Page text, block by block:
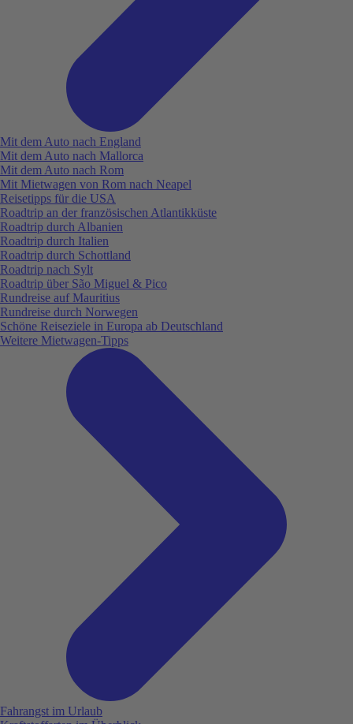
Mit dem Auto nach England
Mit dem Auto nach Mallorca
Mit dem Auto nach Rom
Mit Mietwagen von Rom nach Neapel
Reisetipps für die USA
Roadtrip an der französischen Atlantikküste
Roadtrip durch Albanien
Roadtrip durch Italien
Roadtrip durch Schottland
Roadtrip nach Sylt
Roadtrip über São Miguel & Pico
Rundreise auf Mauritius
Rundreise durch Norwegen
Schöne Reiseziele in Europa ab Deutschland
Weitere Mietwagen-Tipps
Fahrangst im Urlaub